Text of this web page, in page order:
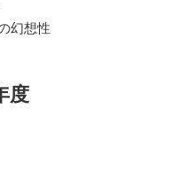
幻想性
度